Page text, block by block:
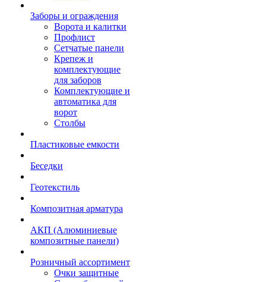
Заборы и ограждения
Ворота и калитки
Профлист
Сетчатые панели
Крепеж и
комплектующие
для заборов
Комплектующие и
автоматика для
ворот
Столбы
Пластиковые емкости
Беседки
Геотекстиль
Композитная арматура
АКП (Алюминиевые
композитные панели)
Розничный ассортимент
Очки защитные